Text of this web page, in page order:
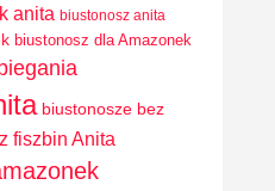
anita biustonosz anita
biustonosz dla Amazonek
biustonosze bez
fiszbin Anita